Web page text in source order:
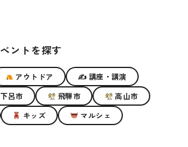
ントを探す
アウトドア
✍ 講座・講演
下呂市 飛騨市
高山市
キッズ マルシェ